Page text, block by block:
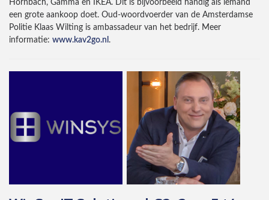
Hornbach, Gamma en IKEA. Dit is bijvoorbeeld handig als iemand
een grote aankoop doet. Oud-woordvoerder van de Amsterdamse
Politie Klaas Wilting is ambassadeur van het bedrijf. Meer
informatie: www.kav2go.nl .